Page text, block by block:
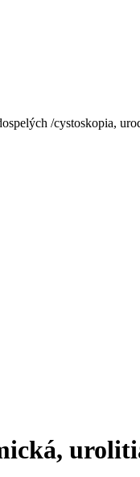
/cystoskopia,